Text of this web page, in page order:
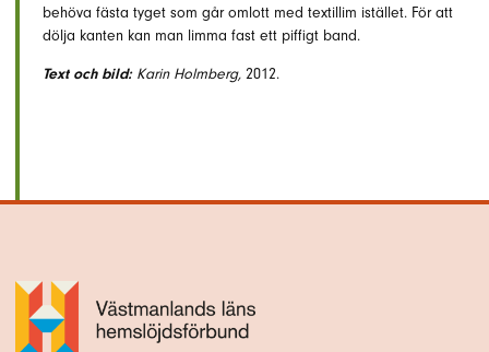
behöva fästa tyget som går omlott med textillim istället. För att
dölja kanten kan man limma fast ett piffigt band.
Text och bild:Karin Holmberg, 2012.